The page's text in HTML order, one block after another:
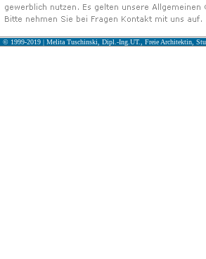
© 1999-2019 | Melita Tuschinski, Dipl.-Ing.UT., Freie Architektin,